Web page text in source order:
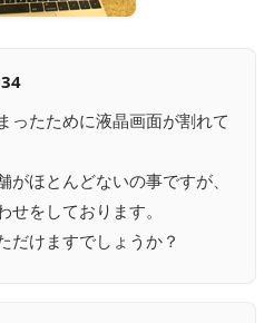
ったために液晶画面が割れて
ほとんどないの事ですが、
をしております。
だけますでしょうか？